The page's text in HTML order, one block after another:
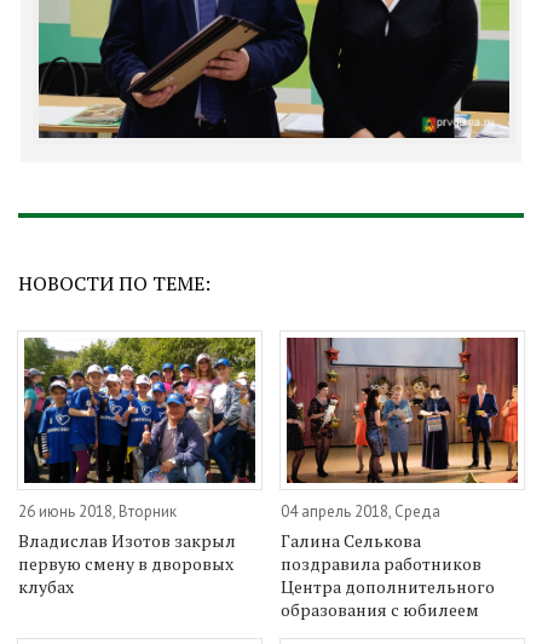
НОВОСТИ ПО ТЕМЕ:
26 июнь 2018, Вторник
Владислав Изотов закрыл
первую смену в дворовых
клубах
04 апрель 2018, Среда
Галина Селькова
поздравила работников
Центра дополнительного
образования с юбилеем